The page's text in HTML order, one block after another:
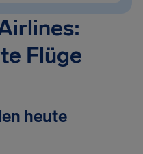
Flüge
heute